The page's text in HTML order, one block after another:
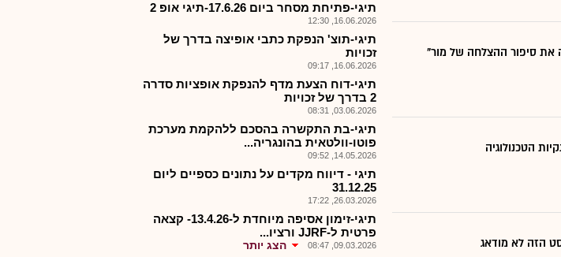
את סיפור ההצלחה של מור"
הזה לא מודאג
תיגי-פתיחת מסחר ביום 17.6.26-תיגי אופ 2
16.06.2026, 12:30
תיגי-תוצ' הנפקת כתבי אופיצה בדרך של
זכויות
16.06.2026, 09:17
תיגי-דוח הצעת מדף להנפקת אופציות סדרה
2 בדרך של זכויות
03.06.2026, 08:31
תיגי-בת התקשרה בהסכם ללהקמת מערכת
פוטו-וולטאית בהונגריה...
14.05.2026, 09:52
תיגי - דיווח מקדים על נתונים כספיים ליום
31.12.25
26.03.2026, 17:22
תיגי-זימון אסיפה מיוחדת ל-13.4.26- קצאה
פרטית ל-JJRF ורציו...
09.03.2026, 08:47 הצג יותר